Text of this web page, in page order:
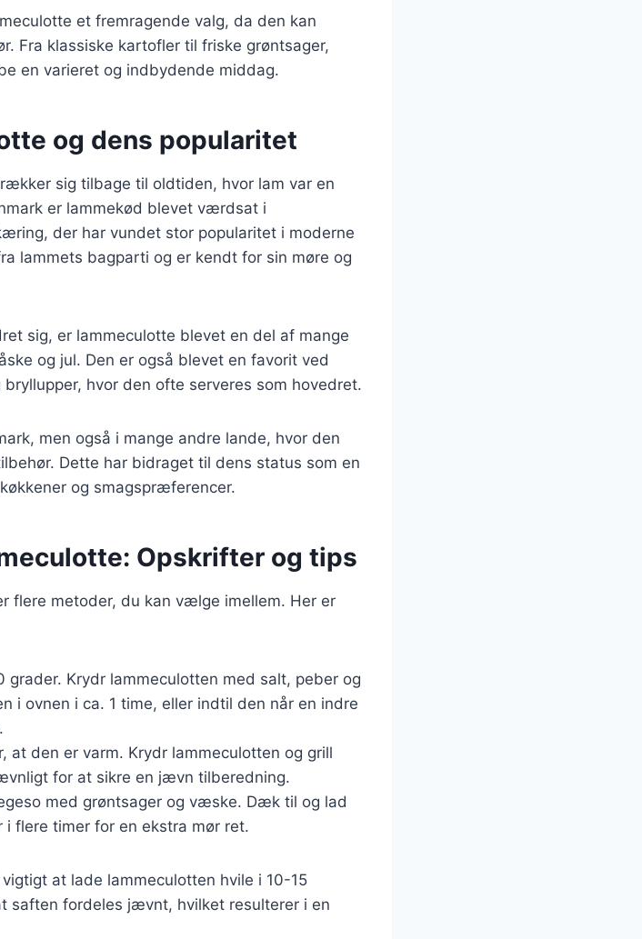
et fremragende valg, da den kan
Fra klassiske kartofler til friske grøntsager,
en varieret og indbydende middag.
og dens popularitet
sig tilbage til oldtiden, hvor lam var en
er lammekød blevet værdsat i
der har vundet stor popularitet i moderne
lammets bagparti og er kendt for sin møre og
sig, er lammeculotte blevet en del af mange
og jul. Den er også blevet en favorit ved
hvor den ofte serveres som hovedret.
men også i mange andre lande, hvor den
Dette har bidraget til dens status som en
og smagspræferencer.
Opskrifter og tips
flere metoder, du kan vælge imellem. Her er
grader. Krydr lammeculotten med salt, peber og
i ovnen i ca. 1 time, eller indtil den når en indre
at den er varm. Krydr lammeculotten og grill
for at sikre en jævn tilberedning.
med grøntsager og væske. Dæk til og lad
flere timer for en ekstra mør ret.
at lade lammeculotten hvile i 10-15
saften fordeles jævnt, hvilket resulterer i en